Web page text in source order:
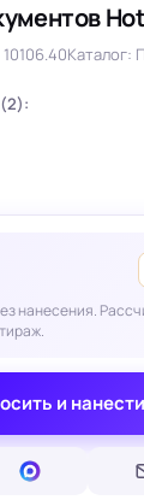
Каталог:
нанесения.
и